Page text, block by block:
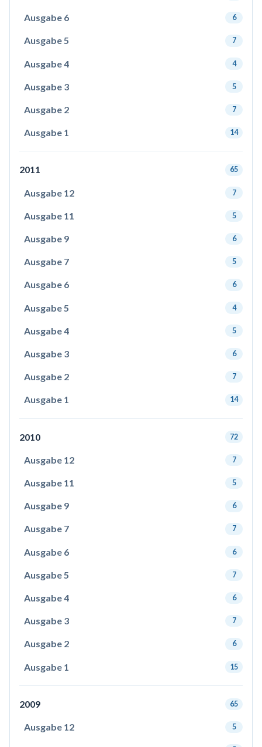
Ausgabe 6 6
Ausgabe 5 7
Ausgabe 4 4
Ausgabe 3 5
Ausgabe 2 7
Ausgabe 1 14
2011 65
Ausgabe 12 7
Ausgabe 11 5
Ausgabe 9 6
Ausgabe 7 5
Ausgabe 6 6
Ausgabe 5 4
Ausgabe 4 5
Ausgabe 3 6
Ausgabe 2 7
Ausgabe 1 14
2010 72
Ausgabe 12 7
Ausgabe 11 5
Ausgabe 9 6
Ausgabe 7 7
Ausgabe 6 6
Ausgabe 5 7
Ausgabe 4 6
Ausgabe 3 7
Ausgabe 2 6
Ausgabe 1 15
2009 65
Ausgabe 12 5